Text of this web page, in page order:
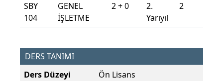
SBY
104
GENEL
İŞLETME
2 + 0
2.
Yarıyıl
2
DERS TANIMI
Ders Düzeyi
Ön Lisans